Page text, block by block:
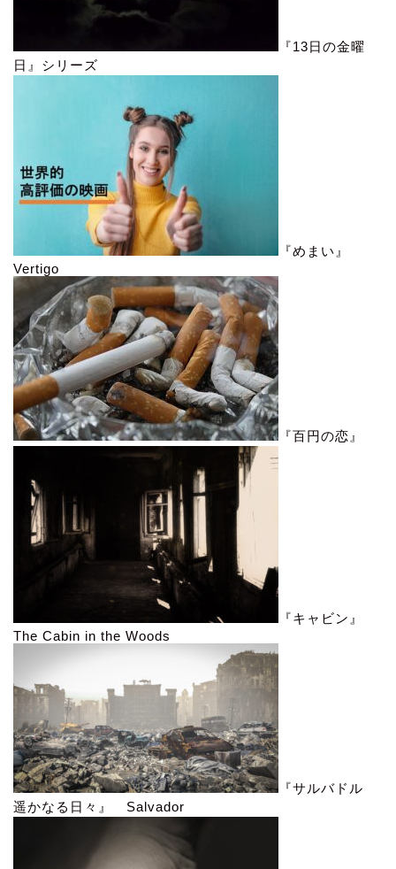
『13日の金曜
日』シリーズ
『めまい』
Vertigo
『百円の恋』
『キャビン』
The Cabin in the Woods
『サルバドル
遥かなる日々』 Salvador